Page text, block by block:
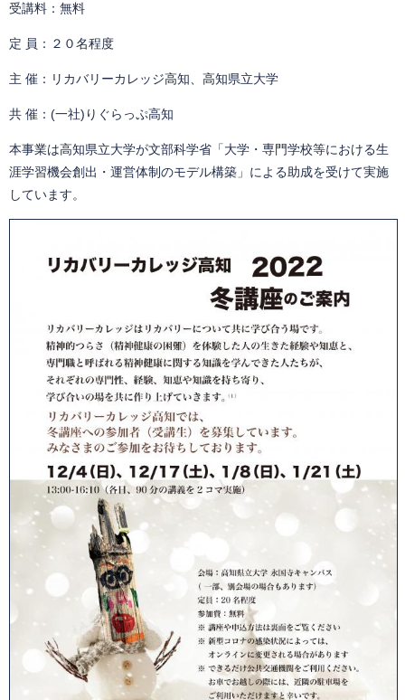
受講料：無料
定 員：２０名程度
主 催：リカバリーカレッジ高知、高知県立大学
共 催：(一社)りぐらっぷ高知
本事業は高知県立大学が文部科学省「大学・専門学校等における生
涯学習機会創出・運営体制のモデル構築」による助成を受けて実施
しています。